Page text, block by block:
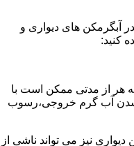
آبگرمکن های دیواری و
کنید:
هر از مدتی ممکن است با
شدن آب گرم خروجی،رسوب
نیز می تواند ناشی از